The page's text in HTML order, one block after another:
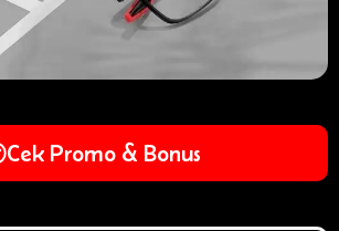
Cek Promo & Bonus